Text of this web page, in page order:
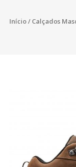
Início/ Calçados